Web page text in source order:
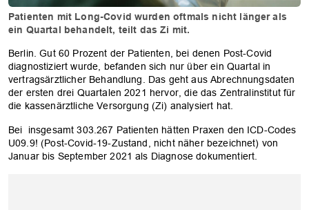
Patienten mit Long-Covid wurden oftmals nicht länger als
ein Quartal behandelt, teilt das Zi mit.
Berlin. Gut 60 Prozent der Patienten, bei denen Post-Covid
diagnostiziert wurde, befanden sich nur über ein Quartal in
vertragsärztlicher Behandlung. Das geht aus Abrechnungsdaten
der ersten drei Quartalen 2021 hervor, die das Zentralinstitut für
die kassenärztliche Versorgung (Zi) analysiert hat.
Bei insgesamt 303.267 Patienten hätten Praxen den ICD-Codes
U09.9! (Post-Covid-19-Zustand, nicht näher bezeichnet) von
Januar bis September 2021 als Diagnose dokumentiert.